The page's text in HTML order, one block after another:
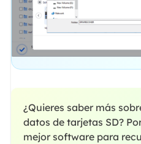
¿Quieres saber más
datos de tarjetas SD?
mejor software para